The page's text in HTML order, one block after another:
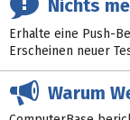
Nichts
Erhalte eine Push-
Erscheinen neuer
Warum